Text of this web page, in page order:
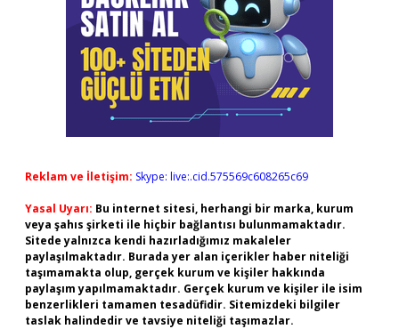
Reklam ve İletişim: Skype: live:.cid.575569c608265c69
Yasal Uyarı: Bu internet sitesi, herhangi bir marka, kurum
veya şahıs şirketi ile hiçbir bağlantısı bulunmamaktadır.
Sitede yalnızca kendi hazırladığımız makaleler
paylaşılmaktadır. Burada yer alan içerikler haber niteliği
taşımamakta olup, gerçek kurum ve kişiler hakkında
paylaşım yapılmamaktadır. Gerçek kurum ve kişiler ile isim
benzerlikleri tamamen tesadüfidir. Sitemizdeki bilgiler
taslak halindedir ve tavsiye niteliği taşımazlar.